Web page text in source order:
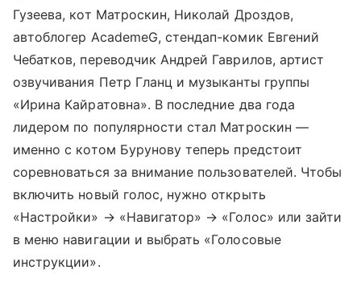
Гузеева, кот Матроскин, Николай Дроздов,
автоблогер AcademeG, стендап-комик Евгений
Чебатков, переводчик Андрей Гаврилов, артист
озвучивания Петр Гланц и музыканты группы
«Ирина Кайратовна». В последние два года
лидером по популярности стал Матроскин —
именно с котом Бурунову теперь предстоит
соревноваться за внимание пользователей. Чтобы
включить новый голос, нужно открыть
«Настройки» → «Навигатор» → «Голос» или зайти
в меню навигации и выбрать «Голосовые
инструкции».